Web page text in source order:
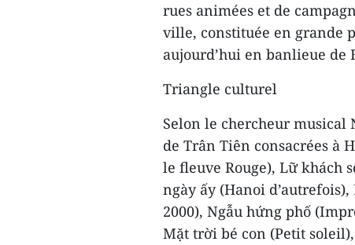
rues animées et de
ville, constituée en grande
aujourd’hui en banlieue de
Triangle culturel
Selon le chercheur musical
de Trân Tiên consacrées à
le fleuve Rouge), Lữ khách
ngày ấy (Hanoi
2000), Ngẫu hứng phố
Mặt trời bé con (Petit